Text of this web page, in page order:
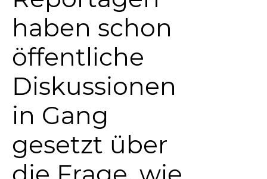
haben schon
öffentliche
Diskussionen
in Gang
gesetzt über